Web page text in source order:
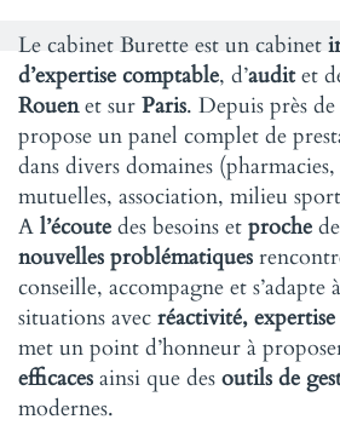
Le cabinet Burette est un cabinet
d’expertise comptable, d’auditet
Rouenet sur Paris. Depuis près
propose un panel complet de
dans divers domaines (pharmacies,
mutuelles, association, milieu
A l’écoute des besoins et proche
nouvelles problématiques
conseille, accompagne et s’adapte
situations avec réactivité, expertise
met un point d’honneur à
efficaces ainsi que des outils de
modernes.